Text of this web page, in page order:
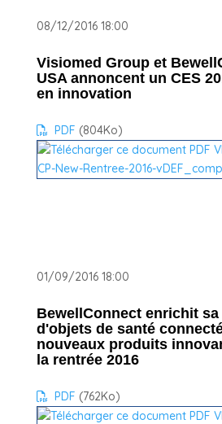
08/12/2016 18:00
Visiomed Group et
USA annoncent un CES
en innovation
PDF (804Ko)
01/09/2016 18:00
BewellConnect enrichit sa
d'objets de santé
nouveaux produits
la rentrée 2016
PDF (762Ko)